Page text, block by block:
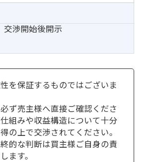
交渉開始後開示
を保証するものではございま
ず売主様へ直接ご確認くださ
組みや収益構造について十分
の上で交渉されてください。
的な判断は買主様ご自身の責
ます。